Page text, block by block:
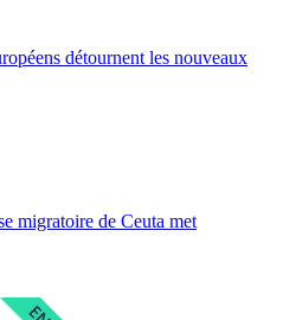
détournent les nouveaux
migratoire de Ceuta met